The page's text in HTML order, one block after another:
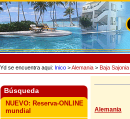
Yd se encuentra aqui: Inico >Alemania > Baja Sajonia
Búsqueda
NUEVO: Reserva-ONLINE
mundial
Alemania